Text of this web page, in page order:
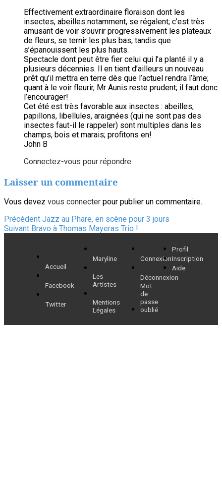
Effectivement extraordinaire floraison dont les
insectes, abeilles notamment, se régalent; c’est très
amusant de voir s’ouvrir progressivement les plateaux
de fleurs, se ternir les plus bas, tandis que
s’épanouissent les plus hauts.
Spectacle dont peut être fier celui qui l’a planté il y a
plusieurs décennies. Il en tient d’ailleurs un nouveau
prêt qu’il mettra en terre dès que l’actuel rendra l’âme;
quant à le voir fleurir, Mr Aunis reste prudent; il faut donc
l’encourager!
Cet été est très favorable aux insectes : abeilles,
papillons, libellules, araignées (qui ne sont pas des
insectes faut-il le rappeler) sont multiples dans les
champs, bois et marais; profitons en!
John B
Connectez-vous pour répondre
Laisser un commentaire
Vous devez vous connecter pour publier un commentaire.
Navigation
de
l’article
Précédent Article
précédent :
Jazz au Phare, en scène pour 3 jours
Suivant Article
Bravo à Thomas Mayeras Trio !
Accueil
Facebook
Twitter
Maryline
Les
Artistes
Mentions
Légales
Connexion
Déconnexion
Mot
de
passe
oublié
Profil
Inscription
Aide